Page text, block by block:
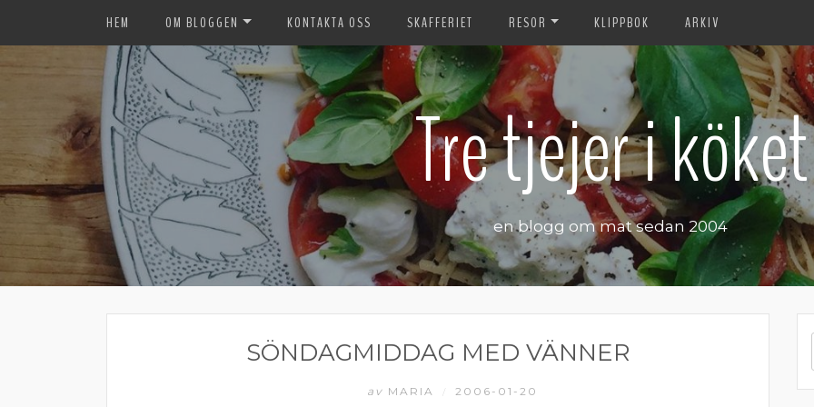
HEM OM BLOGGEN KONTAKTA OSS SKAFFERIET RESOR KLIPPBOK ARKIV
Tre tjejer i köket
en blogg om mat sedan 2004
SÖNDAGMIDDAG MED VÄNNER
av MARIA 2006-01-20